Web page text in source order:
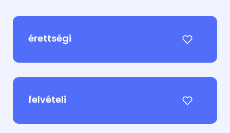
érettségi
felvételi